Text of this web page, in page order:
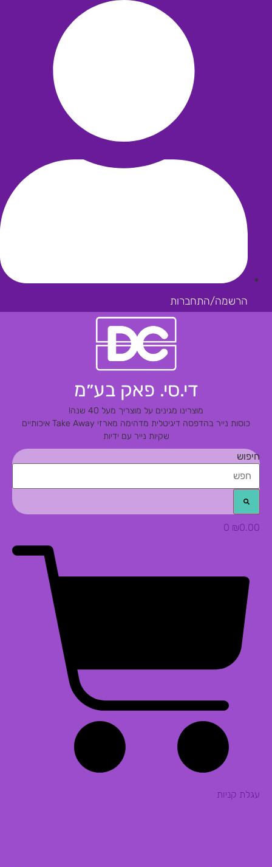
הרשמה/התחברות
די.סי. פאק בע״מ
מוצרינו מגינים על מוצריך מעל 40 שנה!
כוסות נייר בהדפסה דיגיטלית מדהימהמארזי Take Away איכותיים
שקיות נייר עם ידיות
חיפוש
₪0.00
0
עגלת קניות